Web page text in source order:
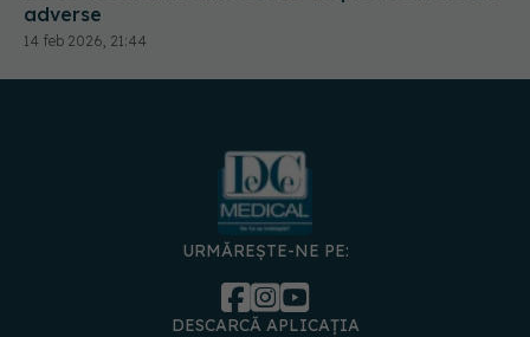
URMĂREȘTE-NE PE:
DESCARCĂ APLICAȚIA